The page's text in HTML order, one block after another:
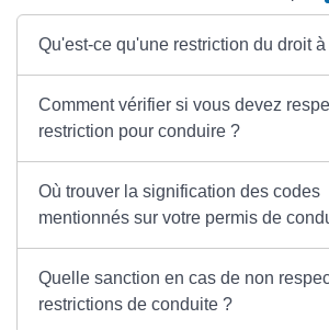
Qu'est-ce qu'une restriction du droit
Comment vérifier si vous devez
restriction pour conduire ?
Où trouver la signification des codes
mentionnés sur votre permis de
Quelle sanction en cas de non
restrictions de conduite ?